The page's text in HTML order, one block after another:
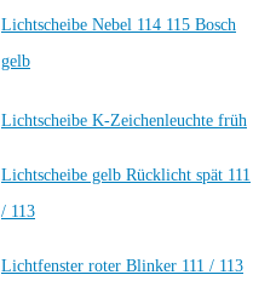
Lichtscheibe Nebel 114 115 Bosch
gelb
Lichtscheibe K-Zeichenleuchte früh
Lichtscheibe gelb Rücklicht spät 111
/ 113
Lichtfenster roter Blinker 111 / 113